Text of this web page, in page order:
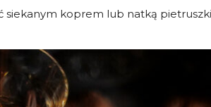
siekanym koprem lub natką